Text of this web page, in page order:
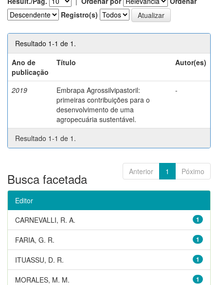
Registro(s)
Resultado 1-1 de 1.
Ano de
publicação
Título Autor(es)
2019
Embrapa Agrossilvipastoril:
primeiras contribuições para o
desenvolvimento de uma
agropecuária sustentável.
-
Resultado 1-1 de 1.
Anterior 1 Póximo
Busca facetada
Editor
1
CARNEVALLI, R. A.
1
FARIA, G. R.
1
ITUASSU, D. R.
1
MORALES, M. M.